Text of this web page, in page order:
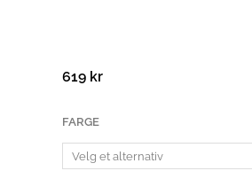
619 kr
FARGE
Palissade
nakkestøtte
antall